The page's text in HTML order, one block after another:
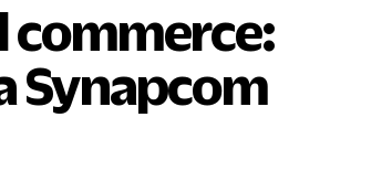
commerce:
Synapcom